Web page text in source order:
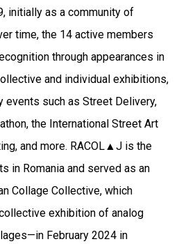
initially as a community of
time, the 14 active members
through appearances in
and individual exhibitions,
events such as Street Delivery,
the International Street Art
and more. RACOL▲J is the
in Romania and served as an
Collage Collective, which
exhibition of analog
February 2024 in